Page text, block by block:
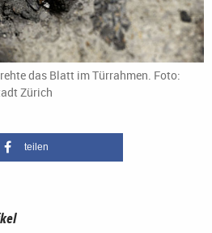
das Blatt im Türrahmen. Foto:
Zürich
teilen